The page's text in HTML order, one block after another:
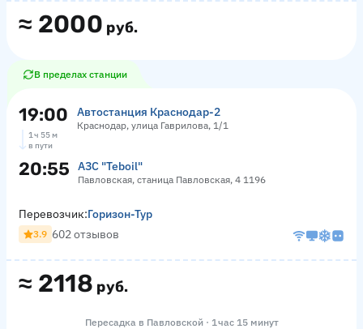
≈ 2000 руб.
В пределах станции
19:00 Автостанция Краснодар-2
Краснодар, улица Гаврилова, 1/1
1 ч 55 м
в пути
20:55 АЗС "Teboil"
Павловская, станица Павловская, 4 1196
≈ 2118 руб.
Перевозчик:Горизон-Тур
3.9 602 отзывов
Пересадка в Павловской · 1 час 15 минут